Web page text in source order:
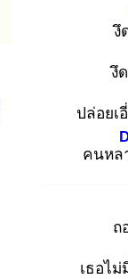
งึ
งึ
ปล่อยเ
คนหล
ถ
เธอไม่